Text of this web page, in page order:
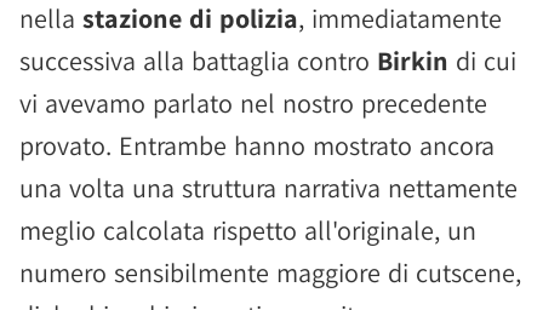
nella stazione di polizia, immediatamente
successiva alla battaglia contro Birkin di cui
vi avevamo parlato nel nostro precedente
provato. Entrambe hanno mostrato ancora
una volta una struttura narrativa nettamente
meglio calcolata rispetto all'originale, un
numero sensibilmente maggiore di cutscene,